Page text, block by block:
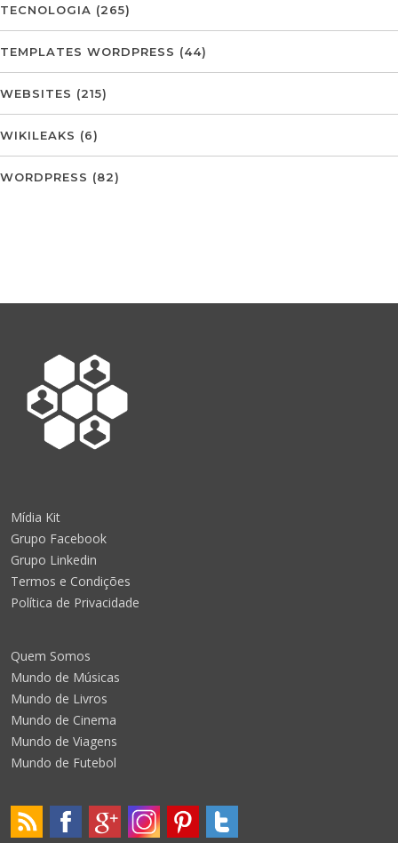
TECNOLOGIA (265)
TEMPLATES WORDPRESS (44)
WEBSITES (215)
WIKILEAKS (6)
WORDPRESS (82)
Mídia Kit
Grupo Facebook
Grupo Linkedin
Termos e Condições
Política de Privacidade
Quem Somos
Mundo de Músicas
Mundo de Livros
Mundo de Cinema
Mundo de Viagens
Mundo de Futebol